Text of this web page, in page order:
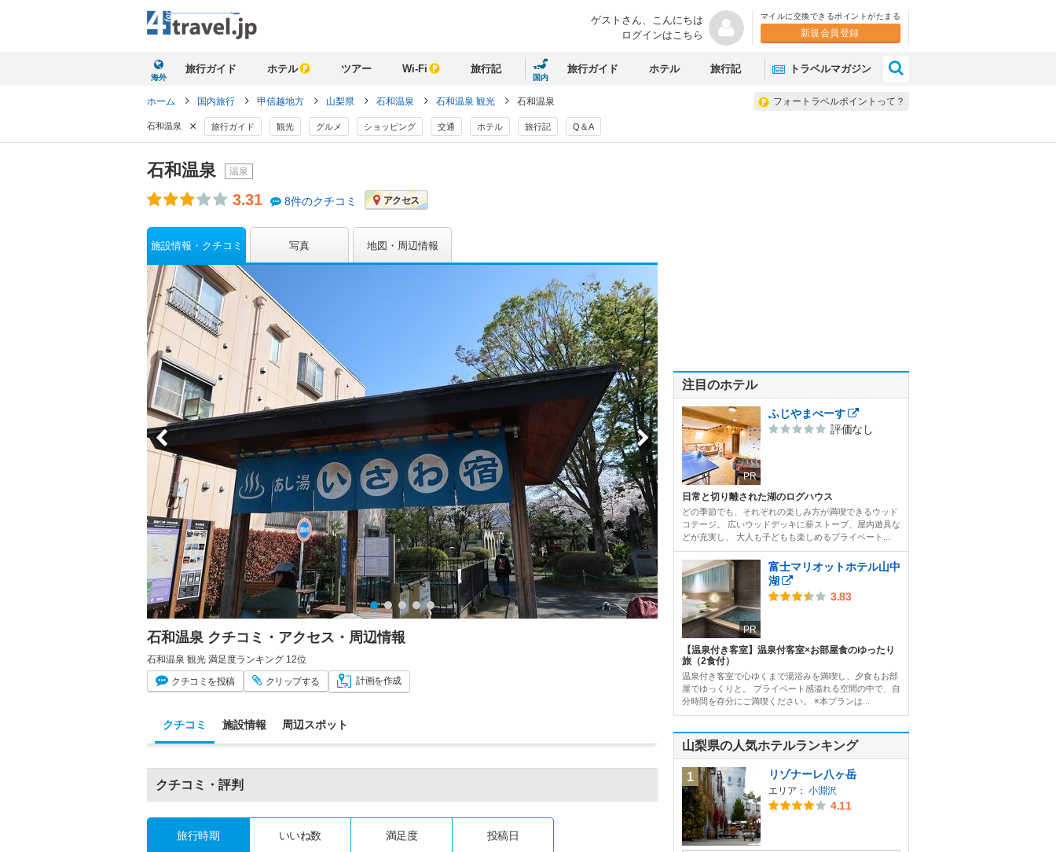
ゲストさん、 こんにちは
ログインはこちら
マイルに交換できるポイントがたまる
新規会員登録
海外
旅行ガイド ホテル ツアー Wi-Fi 旅行記
国内
旅行ガイド ホテル 旅行記 トラベルマガジン
フォートラベルポイントって？
ホーム 国内旅行 甲信越地方 山梨県 石和温泉 石和温泉 観光 石和温泉
石和温泉 × 旅行ガイド 観光 グルメ ショッピング 交通 ホテル 旅行記 Q＆A
石和温泉 温泉
3.31 8件のクチコミ アクセス
施設情報・クチコミ 写真 地図・周辺情報
石和温泉 クチコミ・アクセス・周辺情報
石和温泉 観光 満足度ランキング 12位
クチコミ を投稿 クリップする 計画を作成
クチコミ 施設情報 周辺スポット
クチコミ・評判
旅行時期 いいね数 満足度 投稿日
注目のホテル
PR
ふじやまべーす
評価なし
日常と切り離された湖のログハウス
どの季節でも、それぞれの楽しみ方が満喫できるウッド
コテージ。 広いウッドデッキに薪ストーブ、屋内遊具な
どが充実し、 大人も子どもも楽しめるプライベート...
PR
富士マリオットホテル山中
湖
3.83
【温泉付き客室】温泉付客室×お部屋食のゆったり
旅（2食付）
温泉付き客室で心ゆくまで湯浴みを満喫し、夕食もお部
屋でゆっくりと。 プライベート感溢れる空間の中で、自
分時間を存分にご満喫ください。 ※本プランは...
山梨県の人気ホテルランキング
1 リゾナーレ八ヶ岳
エリア： 小淵沢
4.11